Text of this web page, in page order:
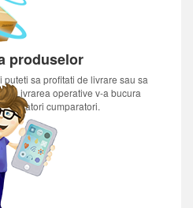
produselor
sa profitati de livrare sau sa
operative v-a bucura
cumparatori.